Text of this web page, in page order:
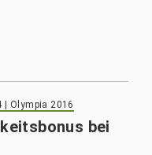
| Olympia 2016
bei